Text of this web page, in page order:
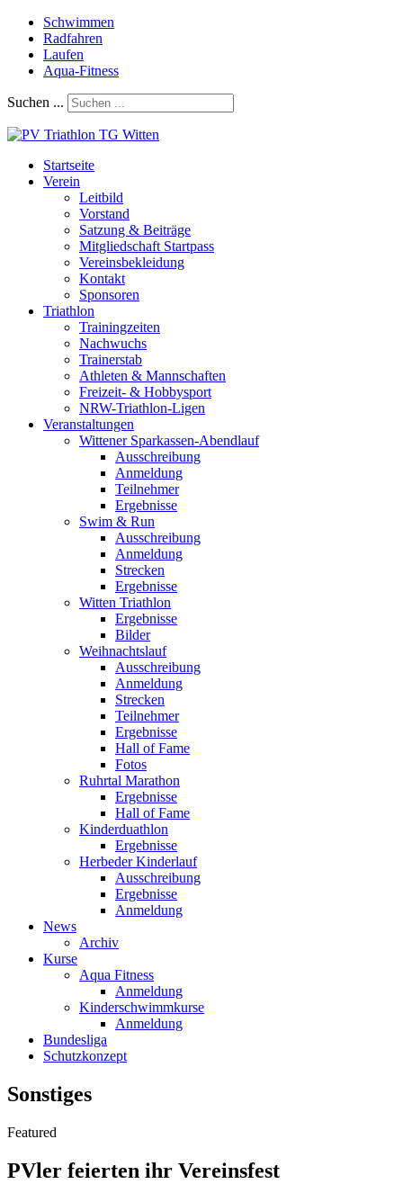
Schwimmen
Radfahren
Laufen
Aqua-Fitness
Suchen ...
Startseite
Verein
Leitbild
Vorstand
Satzung & Beiträge
Mitgliedschaft Startpass
Vereinsbekleidung
Kontakt
Sponsoren
Triathlon
Trainingzeiten
Nachwuchs
Trainerstab
Athleten & Mannschaften
Freizeit- & Hobbysport
NRW-Triathlon-Ligen
Veranstaltungen
Wittener Sparkassen-Abendlauf
Ausschreibung
Anmeldung
Teilnehmer
Ergebnisse
Swim & Run
Ausschreibung
Anmeldung
Strecken
Ergebnisse
Witten Triathlon
Ergebnisse
Bilder
Weihnachtslauf
Ausschreibung
Anmeldung
Strecken
Teilnehmer
Ergebnisse
Hall of Fame
Fotos
Ruhrtal Marathon
Ergebnisse
Hall of Fame
Kinderduathlon
Ergebnisse
Herbeder Kinderlauf
Ausschreibung
Ergebnisse
Anmeldung
News
Archiv
Kurse
Aqua Fitness
Anmeldung
Kinderschwimmkurse
Anmeldung
Bundesliga
Schutzkonzept
Sonstiges
Featured
PVler feierten ihr Vereinsfest